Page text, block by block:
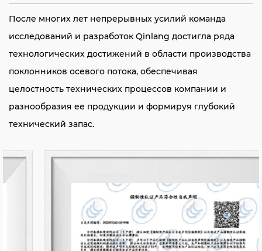
После многих лет непрерывных усилий команда
исследований и разработок Qinlang достигла ряда
технологических достижений в области производства
поклонников осевого потока, обеспечивая
целостность технических процессов компании и
разнообразия ее продукции и формируя глубокий
технический запас.